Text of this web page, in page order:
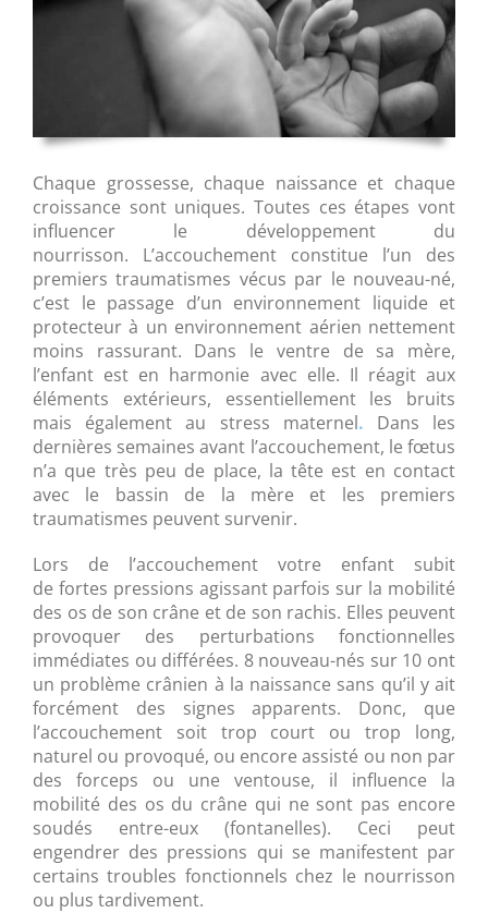
Chaque grossesse, chaque naissance et chaque
croissance sont uniques. Toutes ces étapes vont
influencer le développement du
nourrisson. L’accouchement constitue l’un des
premiers traumatismes vécus par le nouveau-né,
c’est le passage d’un environnement liquide et
protecteur à un environnement aérien nettement
moins rassurant. Dans le ventre de sa mère,
l’enfant est en harmonie avec elle. Il réagit aux
éléments extérieurs, essentiellement les bruits
mais également au stress maternel. Dans les
dernières semaines avant l’accouchement, le fœtus
n’a que très peu de place, la tête est en contact
avec le bassin de la mère et les premiers
traumatismes peuvent survenir.
Lors de l’accouchement votre enfant subit
de fortes pressions agissant parfois sur la mobilité
des os de son crâne et de son rachis. Elles peuvent
provoquer des perturbations fonctionnelles
immédiates ou différées. 8 nouveau-nés sur 10 ont
un problème crânien à la naissance sans qu’il y ait
forcément des signes apparents. Donc, que
l’accouchement soit trop court ou trop long,
naturel ou provoqué, ou encore assisté ou non par
des forceps ou une ventouse, il influence la
mobilité des os du crâne qui ne sont pas encore
soudés entre-eux (fontanelles). Ceci peut
engendrer des pressions qui se manifestent par
certains troubles fonctionnels chez le nourrisson
ou plus tardivement.